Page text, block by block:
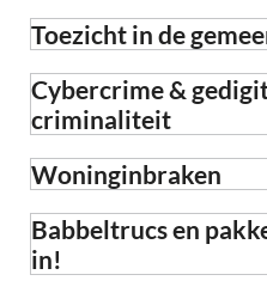
Toezicht in de
Cybercrime &
criminaliteit
Woninginbraken
Babbeltrucs en
in!